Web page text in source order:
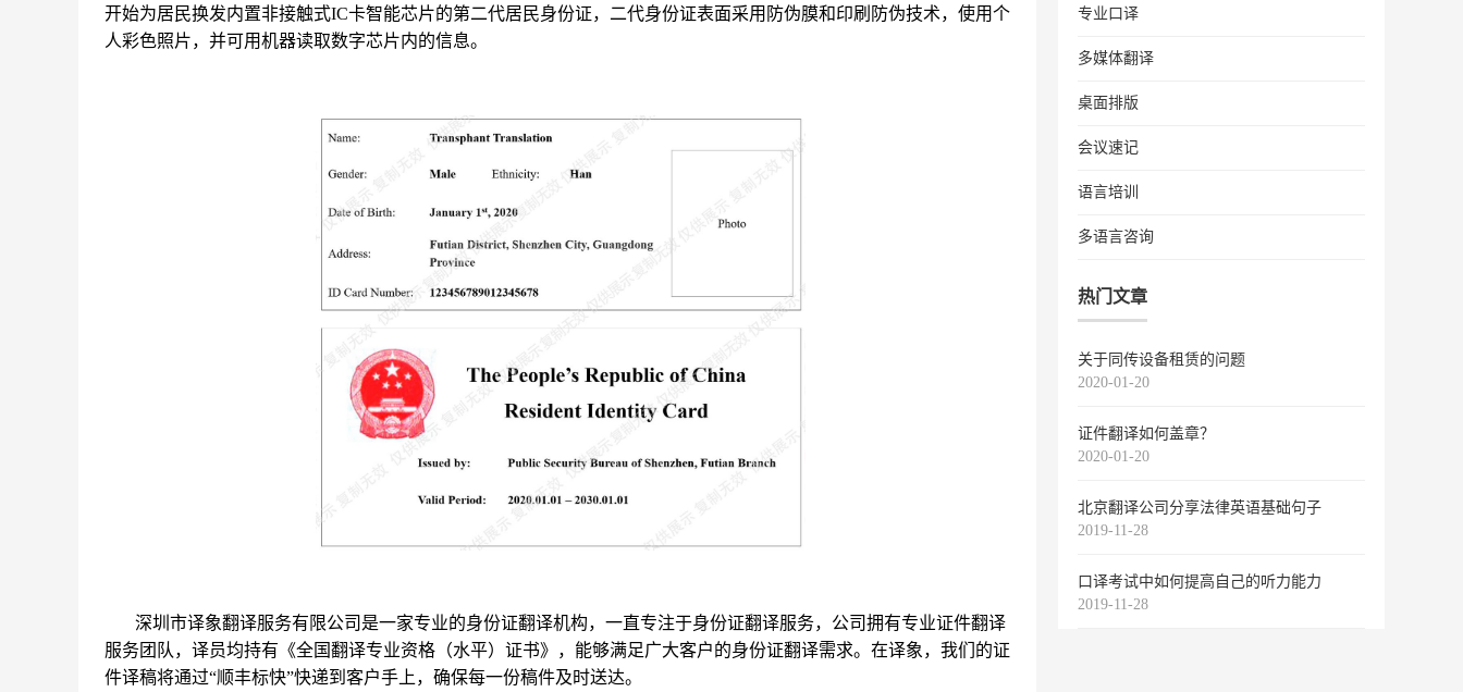
开始为居民换发内置非接触式IC卡智能芯片的第二代居民身份证，二代身份证表面采用防伪膜和印刷防伪技术，使用个
人彩色照片，并可用机器读取数字芯片内的信息。
深圳市译象翻译服务有限公司是一家专业的身份证翻译机构，一直专注于身份证翻译服务，公司拥有专业证件翻译
服务团队，译员均持有《全国翻译专业资格（水平）证书》，能够满足广大客户的身份证翻译需求。在译象，我们的证
件译稿将通过“顺丰标快”快递到客户手上，确保每一份稿件及时送达。
专业口译
多媒体翻译
桌面排版
会议速记
语言培训
多语言咨询
热门文章
关于同传设备租赁的问题
2020-01-20
证件翻译如何盖章？
2020-01-20
北京翻译公司分享法律英语基础句子
2019-11-28
口译考试中如何提高自己的听力能力
2019-11-28